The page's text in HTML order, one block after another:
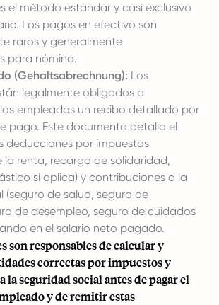
el método estándar y casi exclusivo
Los pagos en efectivo son
raros y generalmente
para nómina.
(Gehaltsabrechnung): Los
legalmente obligados a
empleados un recibo detallado por
pago. Este documento detalla el
deducciones por impuestos
la renta, recargo de solidaridad,
si aplica) y contribuciones a la
(seguro de salud, seguro de
de desempleo, seguro de cuidados
en el salario neto pagado.
son responsables de calcular y
correctas por impuestos y
la seguridad social antes de pagar el
y de remitir estas